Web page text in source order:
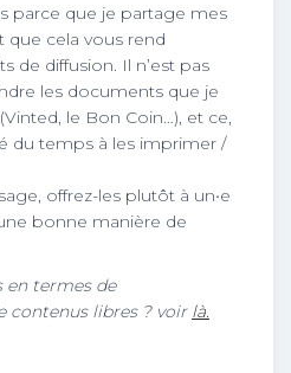
parce que je partage mes
cela vous rend
de diffusion. Il n’est pas
les documents que je
le Bon Coin…), et ce,
du temps à les imprimer /
offrez-les plutôt à un•e
bonne manière de
en termes de
contenus libres ? voir là.